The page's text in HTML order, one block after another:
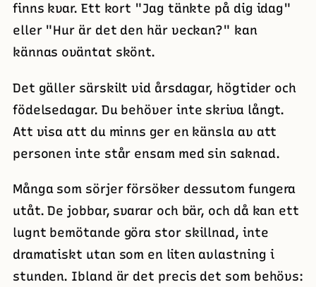
finns kvar. Ett kort "Jag tänkte på dig idag"
eller "Hur är det den här veckan?" kan
kännas oväntat skönt.
Det gäller särskilt vid årsdagar, högtider och
födelsedagar. Du behöver inte skriva långt.
Att visa att du minns ger en känsla av att
personen inte står ensam med sin saknad.
Många som sörjer försöker dessutom fungera
utåt. De jobbar, svarar och bär, och då kan ett
lugnt bemötande göra stor skillnad, inte
dramatiskt utan som en liten avlastning i
stunden. Ibland är det precis det som behövs: